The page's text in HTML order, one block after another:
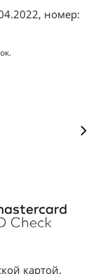
номер:
картой,